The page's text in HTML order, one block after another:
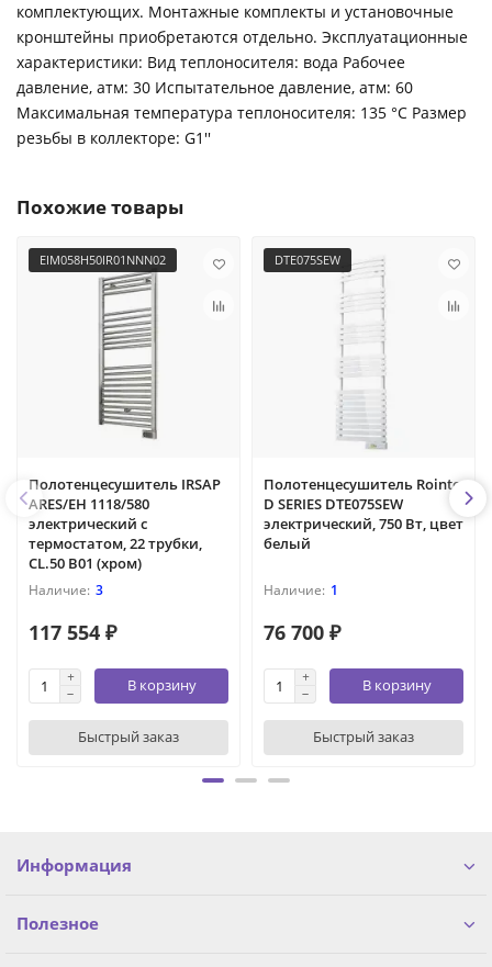
комплектующих. Монтажные комплекты и установочные
кронштейны приобретаются отдельно. Эксплуатационные
характеристики: Вид теплоносителя: вода Рабочее
давление, атм: 30 Испытательное давление, атм: 60
Максимальная температура теплоносителя: 135 °С Размер
резьбы в коллекторе: G1''
Похожие товары
EIM058H50IR01NNN02
Полотенцесушитель IRSAP
ARES/EH 1118/580
электрический с
термостатом, 22 трубки,
CL.50 B01 (хром)
3
117 554 ₽
В корзину
Быстрый заказ
DTE075SEW
Полотенцесушитель Rointe
D SERIES DTE075SEW
электрический, 750 Вт, цвет
белый
1
76 700 ₽
В корзину
Быстрый заказ
Информация
Полезное